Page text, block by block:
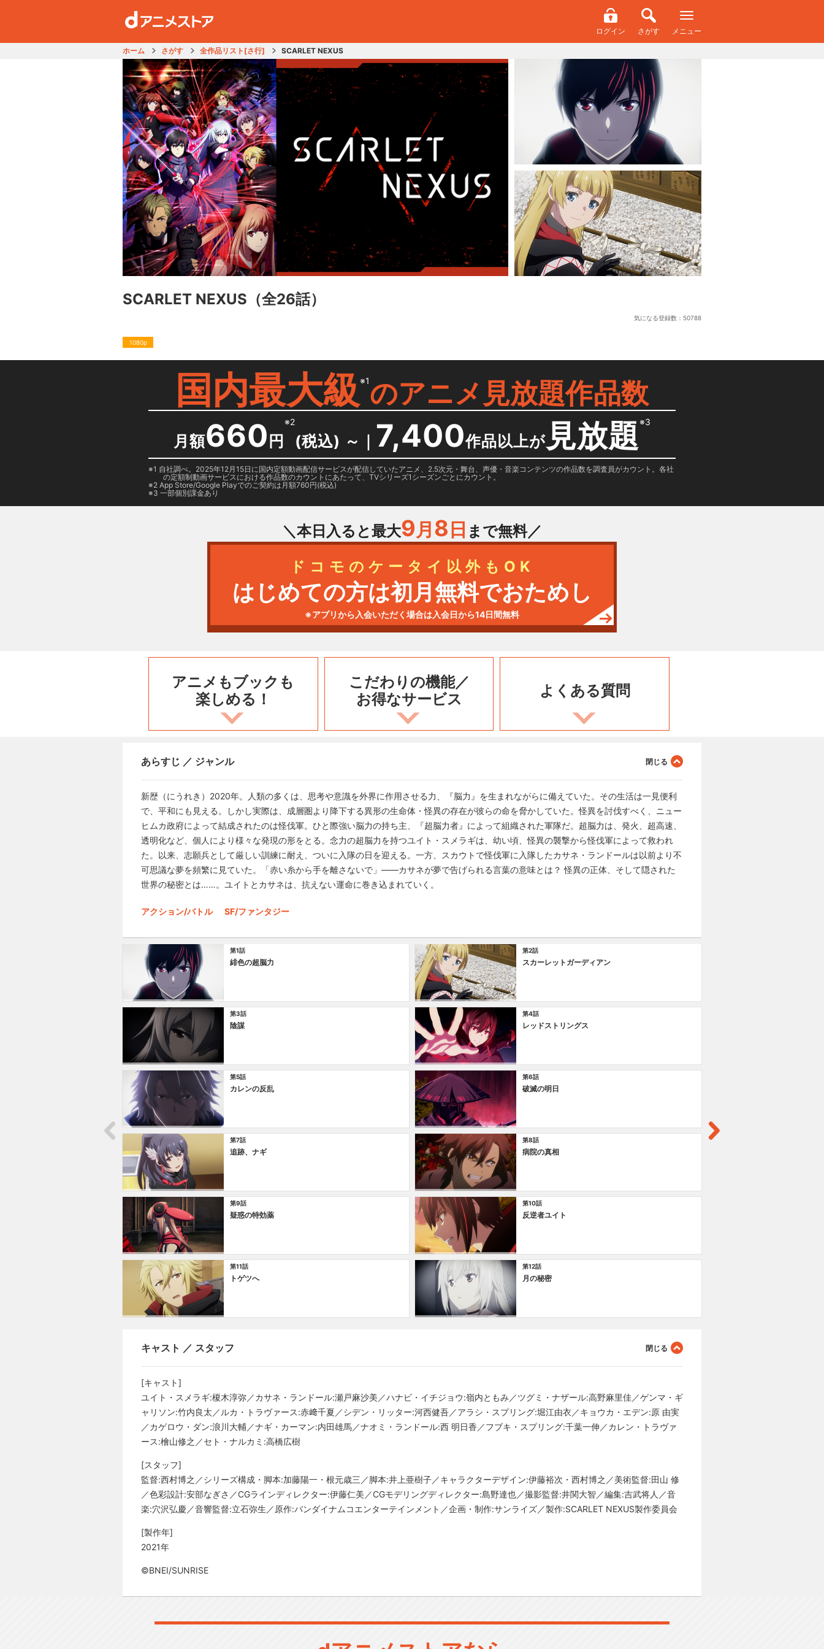
ログイン さがす メニュー
ホーム さがす 全作品リスト[さ行] SCARLET NEXUS
SCARLET NEXUS （全26話）
気になる登録数： 50788
1080p
国内最大級 ※1のアニメ見放題作品数
月額660 円
※2
(税込) ～ ｜ 7,400作品以上が 見放題※3
1 自社調べ。2025年12月15日に国内定額動画配信サービスが配信していたアニメ、2.5次元・舞台、声優・音楽コンテンツの作品数を調査員がカウント。各社
の定額制動画サービスにおける作品数のカウントにあたって、TVシリーズ1シーズンごとにカウント。
2 App Store/Google Playでのご契約は月額760円(税込)
3 一部個別課金あり
＼本日入ると最大9月 8 日 まで無料／
ドコモのケータイ以外もOK
はじめての方は初月無料でおためし
※アプリから入会いただく場合は入会日から14日間無料
アニメもブックも
楽しめる！
こだわりの機能／
お得なサービス
よくある質問
あらすじ ／ ジャンル
新歴（にうれき）2020年。人類の多くは、思考や意識を外界に作用させる力、『脳力』を生まれながらに備えていた。その生活は一見便利
で、平和にも見える。しかし実際は、成層圏より降下する異形の生命体・怪異の存在が彼らの命を脅かしていた。怪異を討伐すべく、ニュー
ヒムカ政府によって結成されたのは怪伐軍。ひと際強い脳力の持ち主、『超脳力者』によって組織された軍隊だ。超脳力は、発火、超高速、
透明化など、個人により様々な発現の形をとる。念力の超脳力を持つユイト・スメラギは、幼い頃、怪異の襲撃から怪伐軍によって救われ
た。以来、志願兵として厳しい訓練に耐え、ついに入隊の日を迎える。一方、スカウトで怪伐軍に入隊したカサネ・ランドールは以前より不
可思議な夢を頻繁に見ていた。「赤い糸から手を離さないで」――カサネが夢で告げられる言葉の意味とは？ 怪異の正体、そして隠された
世界の秘密とは……。ユイトとカサネは、抗えない運命に巻き込まれていく。
アクション/バトル SF/ファンタジー
第1話
緋色の超脳力
第2話
スカーレットガーディアン
第3話
陰謀
第4話
レッドストリングス
第5話
カレンの反乱
第6話
破滅の明日
第7話
追跡、ナギ
第8話
病院の真相
第9話
疑惑の特効薬
第10話
反逆者ユイト
第11話
トゲツへ
第12話
月の秘密
キャスト ／ スタッフ
[キャスト]
ユイト・スメラギ:榎木淳弥／カサネ・ランドール:瀬戸麻沙美／ハナビ・イチジョウ:嶺内ともみ／ツグミ・ナザール:高野麻里佳／ゲンマ・ギ
ャリソン:竹内良太／ルカ・トラヴァース:赤﨑千夏／シデン・リッター:河西健吾／アラシ・スプリング:堀江由衣／キョウカ・エデン:原 由実
／カゲロウ・ダン:浪川大輔／ナギ・カーマン:内田雄馬／ナオミ・ランドール:西 明日香／フブキ・スプリング:千葉一伸／カレン・トラヴァ
ース:檜山修之／セト・ナルカミ:高橋広樹
[スタッフ]
監督:西村博之／シリーズ構成・脚本:加藤陽一・根元歳三／脚本:井上亜樹子／キャラクターデザイン:伊藤裕次・西村博之／美術監督:田山 修
／色彩設計:安部なぎさ／CGラインディレクター:伊藤仁美／CGモデリングディレクター:島野達也／撮影監督:井関大智／編集:吉武将人／音
楽:穴沢弘慶／音響監督:立石弥生／原作:バンダイナムコエンターテインメント／企画・制作:サンライズ／製作:SCARLET NEXUS製作委員会
[製作年]
2021年
©BNEI/SUNRISE